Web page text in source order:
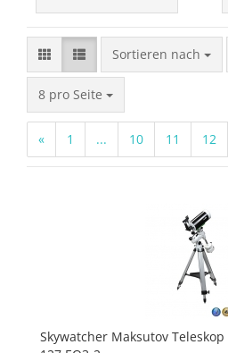
Sortieren nach
Sortieren nach
8 pro Seite
pro Seite
« 1 ... 10 11 12
Skywatcher Maksutov